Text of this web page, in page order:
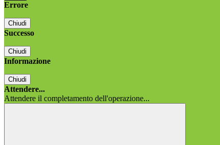
Errore
Chiudi
Successo
Chiudi
Informazione
Chiudi
Attendere...
Attendere il completamento dell'operazione...